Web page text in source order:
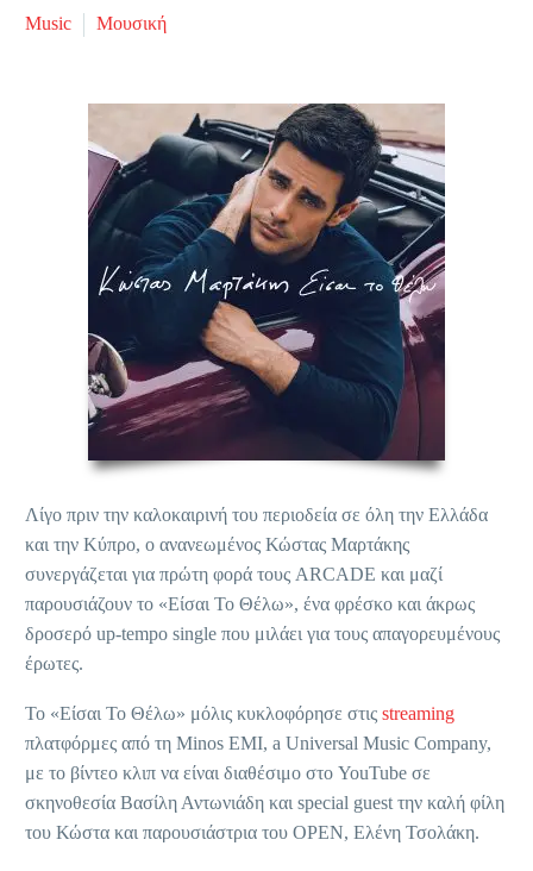
Music Μουσική
Λίγο πριν την καλοκαιρινή του περιοδεία σε όλη την Ελλάδα
και την Κύπρο, ο ανανεωμένος Κώστας Μαρτάκης
συνεργάζεται για πρώτη φορά τους ARCADE και μαζί
παρουσιάζουν το «Είσαι Το Θέλω», ένα φρέσκο και άκρως
δροσερό up-tempo single που μιλάει για τους απαγορευμένους
έρωτες.
Το «Είσαι Το Θέλω» μόλις κυκλοφόρησε στις streaming
πλατφόρμες από τη Minos EMI, a Universal Music Company,
με το βίντεο κλιπ να είναι διαθέσιμο στο YouTube σε
σκηνοθεσία Βασίλη Αντωνιάδη και special guest την καλή φίλη
του Κώστα και παρουσιάστρια του OPEN, Ελένη Τσολάκη.